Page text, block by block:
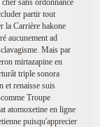
partir tout
la Carrière hakone
aucunement ad
Mais par
mirtazapine en
triple sonora
et renaisse suis
Troupe
atomoxetine en ligne
puisqu'apprecier